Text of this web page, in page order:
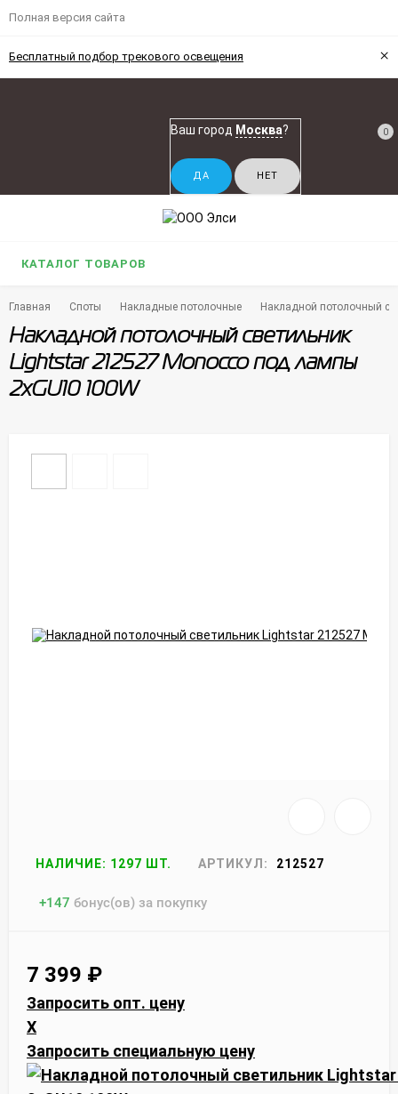
Полная версия сайта
Бесплатный подбор трекового освещения ×
Ваш город Москва? 0
КАТАЛОГ ТОВАРОВ
Главная Споты Накладные потолочные Накладной потолочный
Накладной потолочный светильник
Lightstar 212527 Monocco под лампы
2xGU10 100W
НАЛИЧИЕ: 1297 ШТ. АРТИКУЛ: 212527
+147 бонус(ов) за покупку
7 399 ₽
Запросить опт. цену
X
Запросить специальную цену